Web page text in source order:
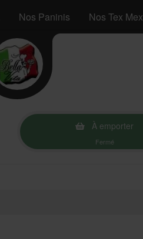
Nos Paninis Nos Tex Mex
À emporter
Fermé